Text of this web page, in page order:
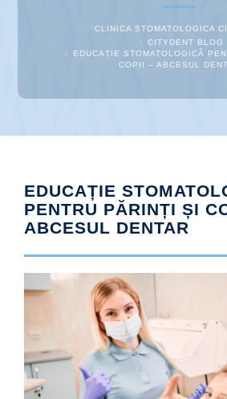
CLINICA STOMATOLOGICA
CITYDENT BLOG
EDUCAȚIE STOMATOLOGICĂ
COPII – ABCESUL
EDUCAȚIE
PENTRU PĂRINȚI ȘI
ABCESUL DENTAR